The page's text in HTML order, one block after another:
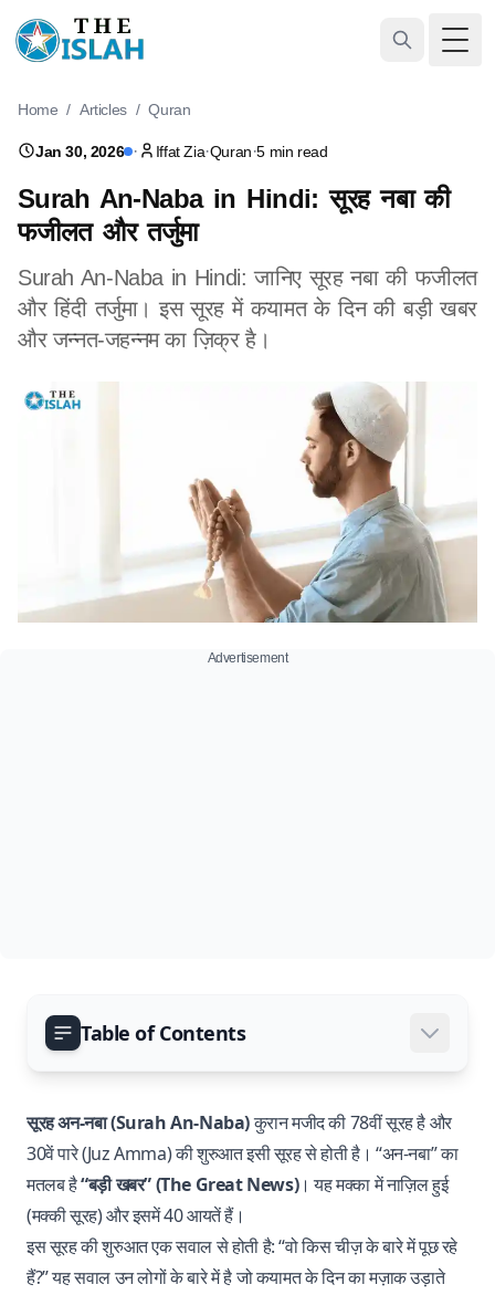
Home / Articles / Quran
Jan 30, 2026 · Iffat Zia·Quran·5 min read
Surah An-Naba in Hindi: सूरह नबा की
फजीलत और तर्जुमा
Surah An-Naba in Hindi: जानिए सूरह नबा की फजीलत
और हिंदी तर्जुमा। इस सूरह में कयामत के दिन की बड़ी खबर
और जन्नत-जहन्नम का ज़िक्र है।
Advertisement
Table of Contents
सूरह अन-नबा (Surah An-Naba)कुरान मजीद की 78वीं सूरह है और
30वें पारे (Juz Amma) की शुरुआत इसी सूरह से होती है। “अन-नबा” का
मतलब है“बड़ी खबर” (The Great News)। यह मक्का में नाज़िल हुई
(मक्की सूरह) और इसमें 40 आयतें हैं।
इस सूरह की शुरुआत एक सवाल से होती है: “वो किस चीज़ के बारे में पूछ रहे
हैं?” यह सवाल उन लोगों के बारे में है जो कयामत के दिन का मज़ाक उड़ाते